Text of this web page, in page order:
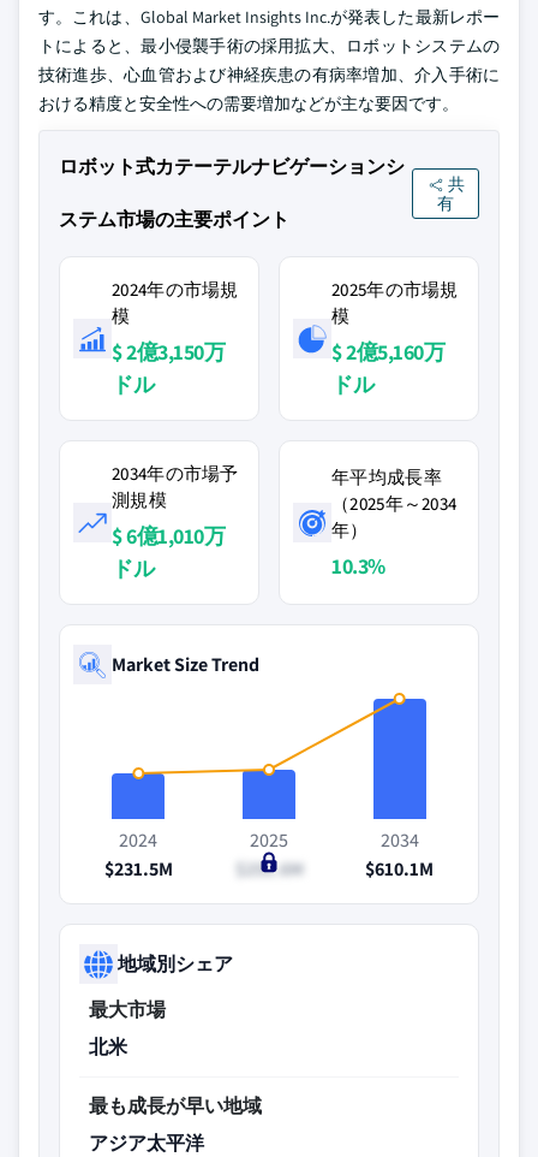
す。これは、Global Market Insights Inc.が発表した最新レポー
トによると、最小侵襲手術の採用拡大、ロボットシステムの
技術進歩、心血管および神経疾患の有病率増加、介入手術に
おける精度と安全性への需要増加などが主な要因です。
ロボット式カテーテルナビゲーションシ
ステム市場の主要ポイント
共
有
2024年の市場規
模
$ 2億3,150万
ドル
2025年の市場規
模
$ 2億5,160万
ドル
2034年の市場予
測規模
$ 6億1,010万
ドル
年平均成長率
（2025年～2034
年）
10.3%
Market Size Trend
2024
$231.5M
2025
$251.6M
2034
$610.1M
地域別シェア
最大市場
北米
最も成長が早い地域
アジア太平洋